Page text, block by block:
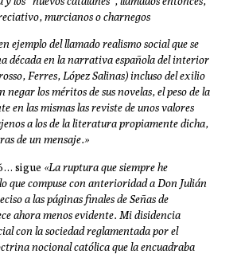
murcianos o charnegos
ejemplo del llamado realismo social que se
década en la narrativa española del interior
Ferres, López Salinas) incluso del exilio
negar los méritos de sus novelas, el peso de la
en las mismas las reviste de unos valores
a los de la literatura propiamente dicha,
de un mensaje.»
sigue «La ruptura que siempre he
que compuse con anterioridad a Don Julián
a las páginas finales de Señas de
ahora menos evidente. Mi disidencia
con la sociedad reglamentada por el
nocional católica que la encuadraba